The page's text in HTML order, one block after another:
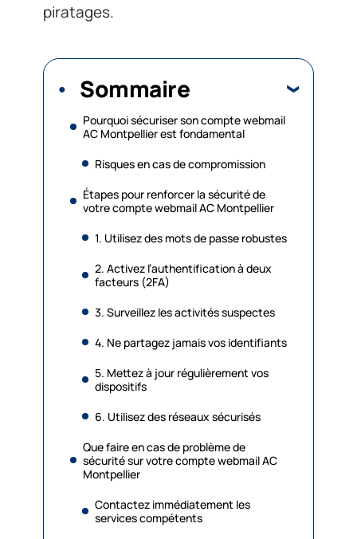
piratages.
Sommaire
Pourquoi sécuriser son compte webmail
AC Montpellier est fondamental
Risques en cas de compromission
Étapes pour renforcer la sécurité de
votre compte webmail AC Montpellier
1. Utilisez des mots de passe robustes
2. Activez l’authentification à deux
facteurs (2FA)
3. Surveillez les activités suspectes
4. Ne partagez jamais vos identifiants
5. Mettez à jour régulièrement vos
dispositifs
6. Utilisez des réseaux sécurisés
Que faire en cas de problème de
sécurité sur votre compte webmail AC
Montpellier
Contactez immédiatement les
services compétents